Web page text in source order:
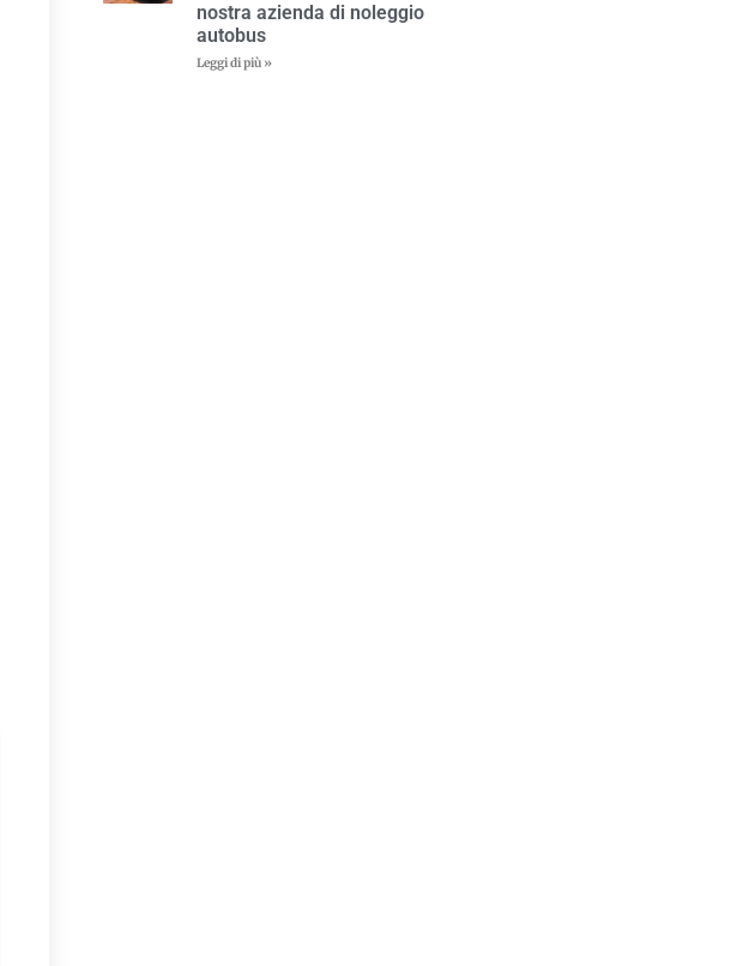
nostra azienda di noleggio
autobus
Leggi di più »